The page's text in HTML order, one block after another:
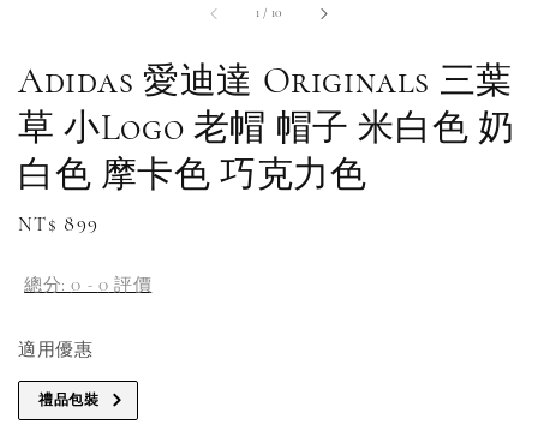
1 / 10
Adidas 愛迪達 Originals 三葉
草 小Logo 老帽 帽子 米白色 奶
白色 摩卡色 巧克力色
Regular
NT$ 899
總分:0 - 0 評價
適用優惠
禮品包裝